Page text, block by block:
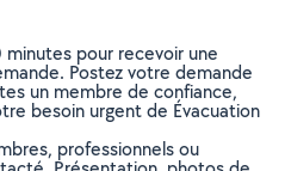
minutes pour recevoir une
Postez votre demande
un membre de confiance,
besoin urgent de Évacuation
professionnels ou